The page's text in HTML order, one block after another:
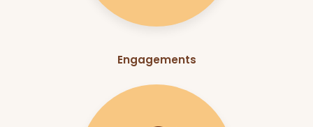
Engagements